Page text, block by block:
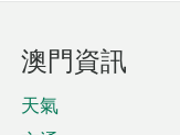
澳門資訊
天氣